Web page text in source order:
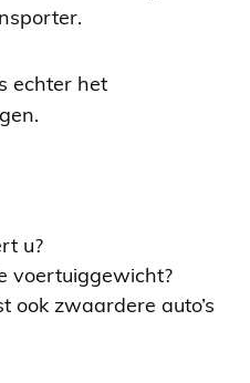
echter het
u?
voertuiggewicht?
ook zwaardere auto’s